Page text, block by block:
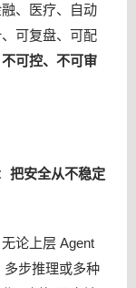
、医疗、自动
可复盘、可配
不可控、不可审
把安全从不稳定
论上层 Agent
多步推理或多种